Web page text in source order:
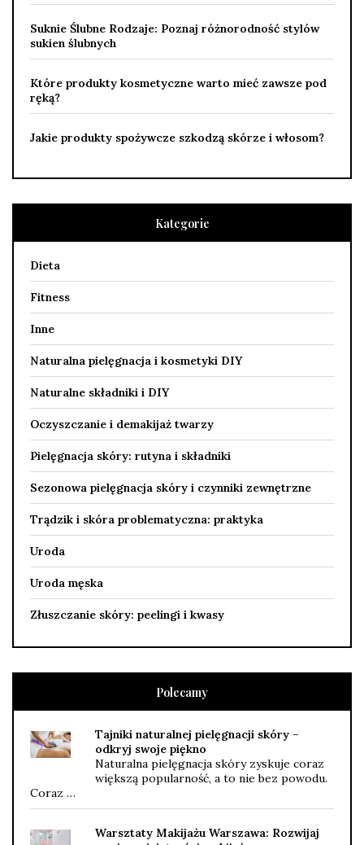
Suknie Ślubne Rodzaje: Poznaj różnorodność stylów
sukien ślubnych
Które produkty kosmetyczne warto mieć zawsze pod
ręką?
Jakie produkty spożywcze szkodzą skórze i włosom?
Kategorie
Dieta
Fitness
Inne
Naturalna pielęgnacja i kosmetyki DIY
Naturalne składniki i DIY
Oczyszczanie i demakijaż twarzy
Pielęgnacja skóry: rutyna i składniki
Sezonowa pielęgnacja skóry i czynniki zewnętrzne
Trądzik i skóra problematyczna: praktyka
Uroda
Uroda męska
Złuszczanie skóry: peelingi i kwasy
Polecamy
Tajniki naturalnej pielęgnacji skóry –
odkryj swoje piękno
Naturalna pielęgnacja skóry zyskuje coraz
większą popularność, a to nie bez powodu.
Coraz …
Warsztaty Makijażu Warszawa: Rozwijaj